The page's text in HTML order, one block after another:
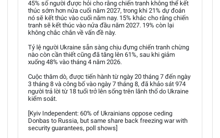
45% số người được hỏi cho rằng chiến tranh không thể kết
thúc sớm hơn nửa cuối năm 2027, trong khi 21% dự đoán
nó sẽ kết thúc vào cuối năm nay. 15% khác cho rằng chiến
tranh sẽ kết thúc vào nửa đầu năm 2027. 19% còn lại
không chắc chắn về vấn đề này.
Tỷ lệ người Ukraine sẵn sàng chịu đựng chiến tranh chừng
nào còn cần thiết cũng đã tăng lên 61%, sau khi giảm
xuống 48% vào tháng 4 năm 2026.
Cuộc thăm dò, được tiến hành từ ngày 20 tháng 7 đến ngày
3 tháng 8 và công bố vào ngày 7 tháng 8, đã khảo sát 974
người trả lời từ 18 tuổi trở lên sống trên lãnh thổ do Ukraine
kiểm soát.
[Kyiv Independent: 60% of Ukrainians oppose ceding
Donbas to Russia, but same share back freezing war with
security guarantees, poll shows]